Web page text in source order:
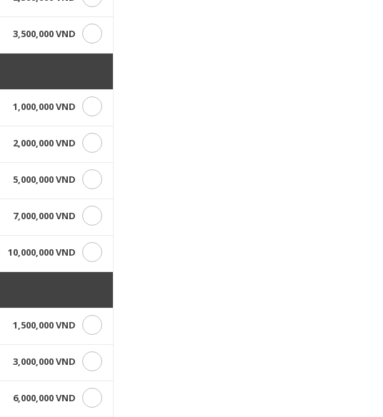
3,500,000 VND
1,000,000 VND
2,000,000 VND
5,000,000 VND
7,000,000 VND
10,000,000 VND
1,500,000 VND
3,000,000 VND
6,000,000 VND